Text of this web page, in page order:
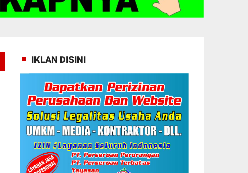
IKLAN DISINI